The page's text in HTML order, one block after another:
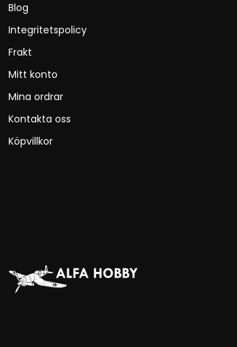
Blog
Integritetspolicy
Frakt
Mitt konto
Mina ordrar
Kontakta oss
Köpvillkor